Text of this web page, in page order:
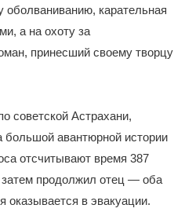
оболваниванию, карательная
а на охоту за
принесший своему творцу
советской Астрахани,
авантюрной истории
отсчитывают время 387
затем продолжил отец — оба
оказывается в эвакуации.